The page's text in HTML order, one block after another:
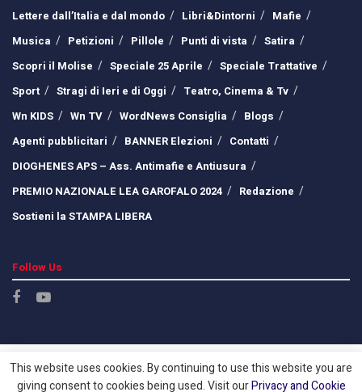
Lettere dall’Italia e dal mondo
Libri&Dintorni
Mafie
Musica
Petizioni Pillole Punti di vista
Satira
Scopri il Molise
Speciale 25 Aprile
Speciale Trattative
Sport
Stragi di Ieri e di Oggi
Teatro, Cinema & Tv
Wn KIDS
Wn TV WordNews Consiglia
Blogs
Agenti pubblicitari
BANNER Elezioni
Contatti
DIOGHENES APS – Ass. Antimafie e Antiusura
PREMIO NAZIONALE LEA GAROFALO 2024
Redazione
Sostieni la STAMPA LIBERA
Follow Us
This website uses cookies. By continuing to use this website you are
giving consent to cookies being used. Visit ourPrivacy and Cookie